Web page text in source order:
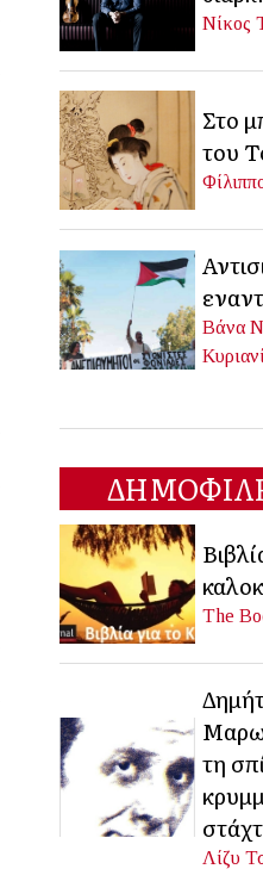
Νίκος
Στο
του
Βάνα
The
τη
Λίζυ